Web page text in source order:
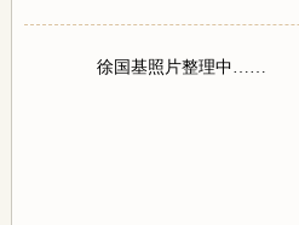
徐国基照片整理中……